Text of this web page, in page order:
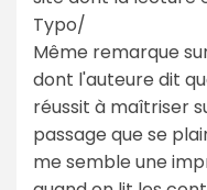
Typo/
Même remarque
dont l'auteure dit
réussit à maîtriser
passage que se
me semble une